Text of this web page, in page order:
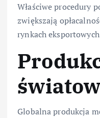
Właściwe procedury
zwiększają
rynkach
Globalna produkcja